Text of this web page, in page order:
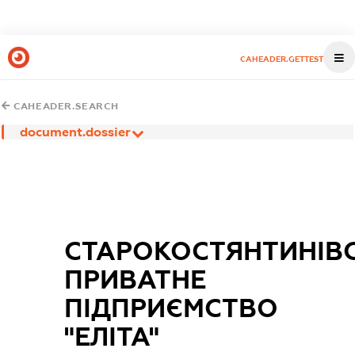
CAHEADER.GETTEST
CAHEADER.SEARCH
document.dossier
ПРИВАТНЕ
ПІДПРИЄМСТВО
"ЕЛІТА"